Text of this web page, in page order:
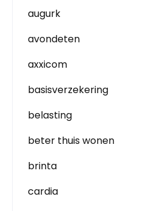
augurk
avondeten
axxicom
basisverzekering
belasting
beter thuis wonen
brinta
cardia